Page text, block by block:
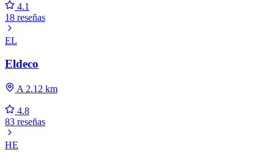
4.1
18 reseñas
EL
Eldeco
A 2.12 km
4.8
83 reseñas
HE